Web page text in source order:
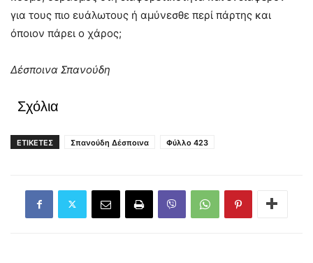
για τους πιο ευάλωτους ή αμύνεσθε περί πάρτης και
όποιον πάρει ο χάρος;
Δέσποινα Σπανούδη
Σχόλια
ΕΤΙΚΕΤΕΣ Σπανούδη Δέσποινα Φύλλο 423